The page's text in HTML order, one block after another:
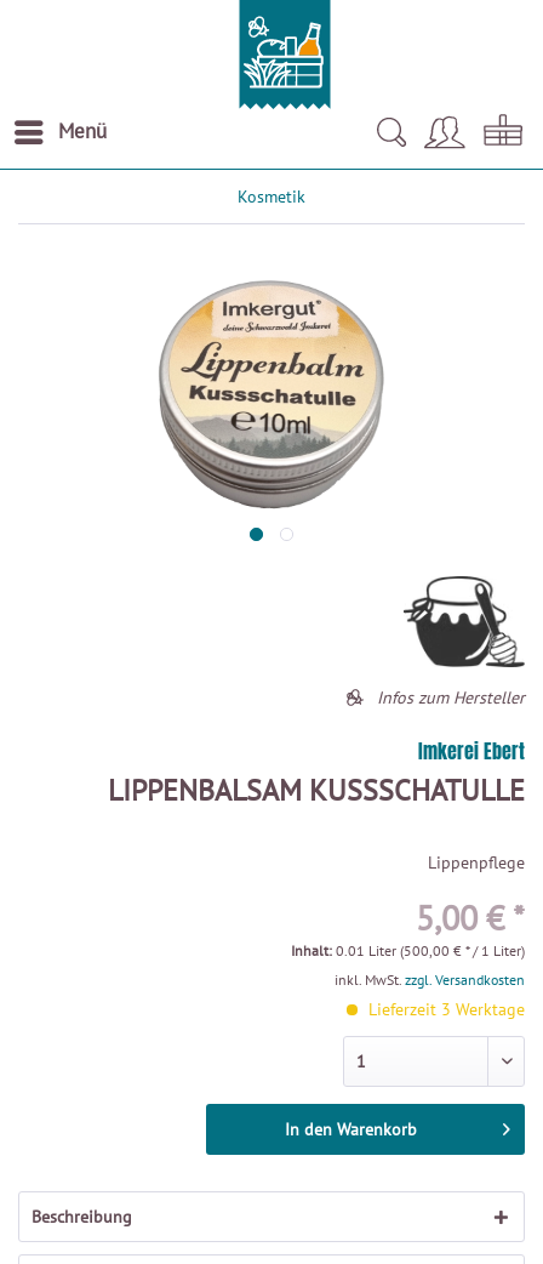
Menü
Kosmetik
Infos zum Hersteller
Imkerei Ebert
LIPPENBALSAM KUSSSCHATULLE
Lippenpflege
5,00 € *
Inhalt: 0.01 Liter (500,00 € * / 1 Liter)
inkl. MwSt. zzgl. Versandkosten
Lieferzeit 3 Werktage
In den Warenkorb
Beschreibung